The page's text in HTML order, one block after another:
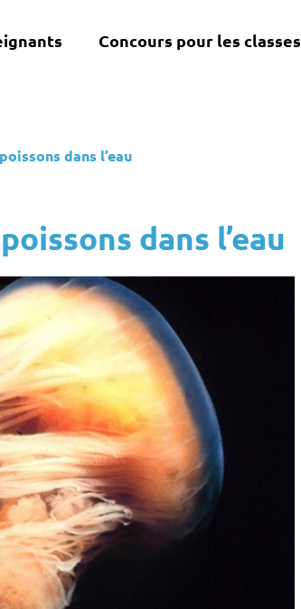
Concours pour les classes
dans l’eau
dans l’eau